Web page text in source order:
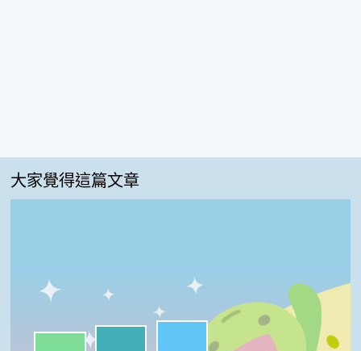
大家覺得這篇文章
一級棒:26%我喜歡:30%